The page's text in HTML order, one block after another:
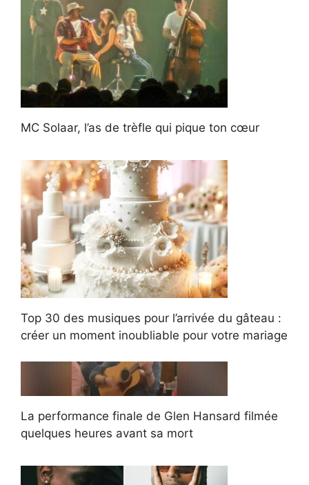
MC Solaar, l’as de trèfle qui pique ton cœur
Top 30 des musiques pour l’arrivée du gâteau :
créer un moment inoubliable pour votre mariage
La performance finale de Glen Hansard filmée
quelques heures avant sa mort